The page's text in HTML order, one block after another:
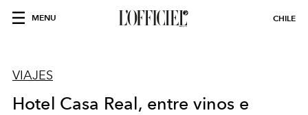
MENU CHILE
VIAJES
Hotel Casa Real, entre vinos e